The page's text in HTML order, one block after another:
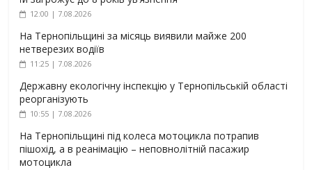
12:00 | 7.08.2026
На Тернопільщині за місяць виявили майже 200
нетверезих водіїв
11:25 | 7.08.2026
Державну екологічну інспекцію у Тернопільській області
реорганізують
10:55 | 7.08.2026
На Тернопільщині під колеса мотоцикла потрапив
пішохід, а в реанімацію – неповнолітній пасажир
мотоцикла